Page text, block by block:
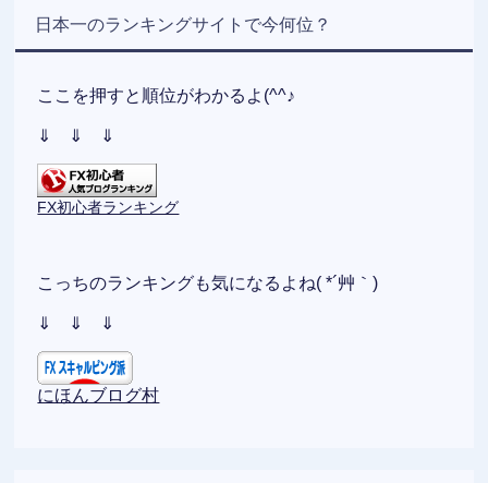
日本一のランキングサイトで今何位？
ここを押すと順位がわかるよ(^^♪
⇓ ⇓ ⇓
FX初心者ランキング
こっちのランキングも気になるよね( *´艸｀)
⇓ ⇓ ⇓
にほんブログ村